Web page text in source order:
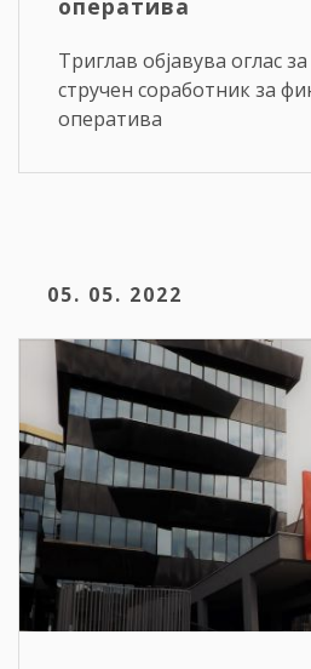
Триглав објавува оглас
стручен соработник за
оператива
05. 05. 2022